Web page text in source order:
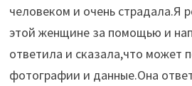
человеком и очень страдала.Я
этой женщине за помощью и
ответила и сказала,что может
фотографии и данные.Она